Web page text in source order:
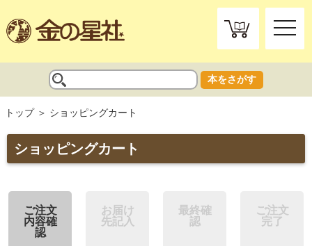
toggle
本をさがす
トップ ショッピングカート
ショッピングカート
ご注文
内容確
認
お届け
先記入
最終確
認
ご注文
完了